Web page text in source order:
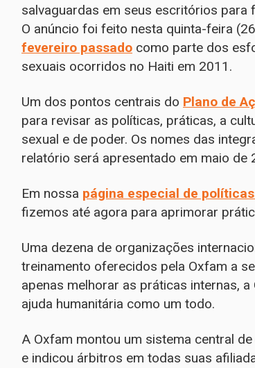
salvaguardas em seus escritórios
O anúncio foi feito nesta quinta-feira
fevereiro passado como parte dos
sexuais ocorridos no Haiti em 2011.
Um dos pontos centrais do Plano de
para revisar as políticas, práticas, a
sexual e de poder. Os nomes das
relatório será apresentado em maio de
Em nossa página especial de
fizemos até agora para aprimorar
Uma dezena de organizações
treinamento oferecidos pela Oxfam a
apenas melhorar as práticas internas,
ajuda humanitária como um todo.
A Oxfam montou um sistema central
e indicou árbitros em todas suas